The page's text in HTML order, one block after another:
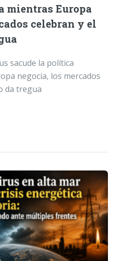
mientras Europa
celebran y el
sacude la política
negocia, los mercados
da tregua